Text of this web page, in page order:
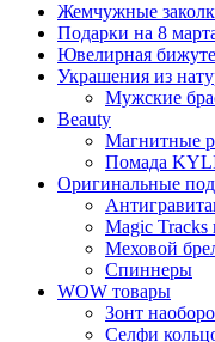
Жемчужные
Подарки на 8
Ювелирная
Украшения из
Мужские
Beauty
Магнитные
Помада
Оригинальные
Magic Tracks
Меховой
Спиннеры
WOW товары
Зонт
Селфи